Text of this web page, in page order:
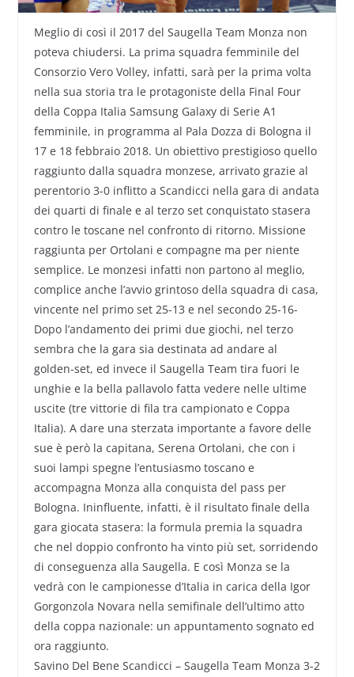
Meglio di così il 2017 del Saugella Team Monza non
poteva chiudersi. La prima squadra femminile del
Consorzio Vero Volley, infatti, sarà per la prima volta
nella sua storia tra le protagoniste della Final Four
della Coppa Italia Samsung Galaxy di Serie A1
femminile, in programma al Pala Dozza di Bologna il
17 e 18 febbraio 2018. Un obiettivo prestigioso quello
raggiunto dalla squadra monzese, arrivato grazie al
perentorio 3-0 inflitto a Scandicci nella gara di andata
dei quarti di finale e al terzo set conquistato stasera
contro le toscane nel confronto di ritorno. Missione
raggiunta per Ortolani e compagne ma per niente
semplice. Le monzesi infatti non partono al meglio,
complice anche l’avvio grintoso della squadra di casa,
vincente nel primo set 25-13 e nel secondo 25-16-
Dopo l’andamento dei primi due giochi, nel terzo
sembra che la gara sia destinata ad andare al
golden-set, ed invece il Saugella Team tira fuori le
unghie e la bella pallavolo fatta vedere nelle ultime
uscite (tre vittorie di fila tra campionato e Coppa
Italia). A dare una sterzata importante a favore delle
sue è però la capitana, Serena Ortolani, che con i
suoi lampi spegne l’entusiasmo toscano e
accompagna Monza alla conquista del pass per
Bologna. Ininfluente, infatti, è il risultato finale della
gara giocata stasera: la formula premia la squadra
che nel doppio confronto ha vinto più set, sorridendo
di conseguenza alla Saugella. E così Monza se la
vedrà con le campionesse d’Italia in carica della Igor
Gorgonzola Novara nella semifinale dell’ultimo atto
della coppa nazionale: un appuntamento sognato ed
ora raggiunto.
Savino Del Bene Scandicci – Saugella Team Monza 3-2